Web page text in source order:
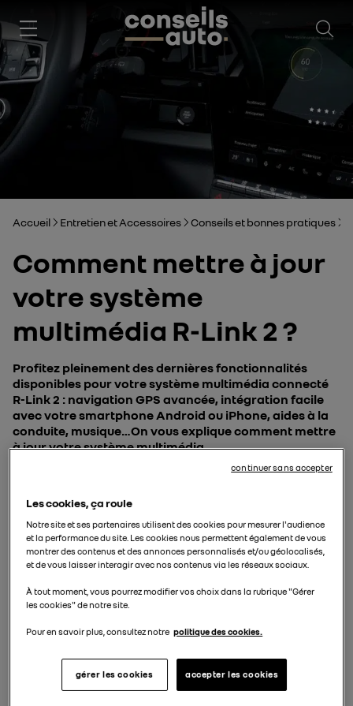
Accueil Entretien et Accessoires Conseils et bonnes pratiques
Comment mettre à jour
votre système
multimédia R-Link 2 ?
Profitez pleinement des dernières fonctionnalités
disponibles pour votre système multimédia connecté
R-Link 2 : navigation GPS avancée, intégration facile
avec votre smartphone Android ou iPhone, aides à la
conduite, musique…On vous explique comment mettre
à jour votre système multimédia.
Dernière mise à jour le 23 septembre 2025
Sommaire
- appuyez sur le bouton
1ère étape : Effectuez l’empreinte de votre système
Vous devez effectuer l’empreinte de votre système
R-Link 2 à bord de votre véhicule, à l’aide d’une clé USB
Les cookies, ça roule
Notre site et ses partenaires utilisent des cookies pour mesurer l'audience
et la performance du site. Les cookies nous permettent également de vous
montrer des contenus et des annonces personnalisés et/ou géolocalisés,
et de vous laisser interagir avec nos contenus via les réseaux sociaux.
À tout moment, vous pourrez modifier vos choix dans la rubrique "Gérer
les cookies" de notre site.
Pour en savoir plus, consultez notre politique des cookies.
gérer les cookies accepter les cookies
continuer sans accepter